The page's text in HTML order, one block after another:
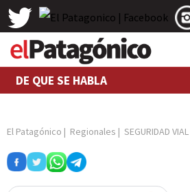
DE QUE SE HABLA
El Patagónico | Regionales | SEGURIDAD VIAL